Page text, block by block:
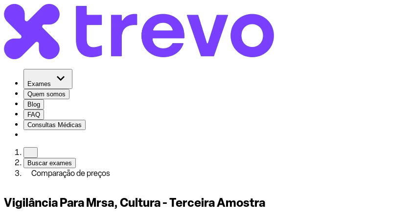
Exames
Quem somos
Blog
FAQ
Consultas Médicas
Buscar exames
Comparação de preços
Vigilância Para Mrsa, Cultura - Terceira Amostra